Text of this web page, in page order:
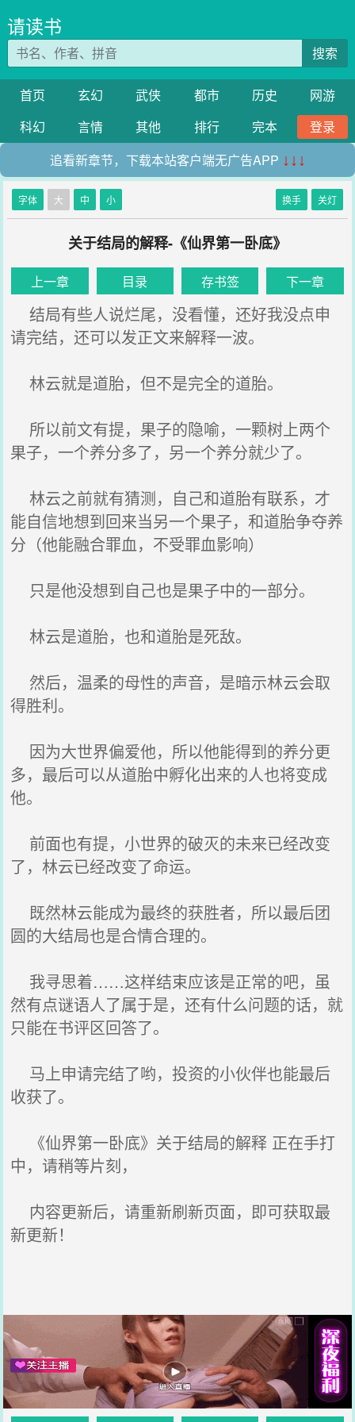
请读书
搜索
首页 玄幻 武侠 都市 历史
网游
科幻
言情 其他 排行 完本
登录
追看新章节，下载本站客户端无广告APP ↓↓↓
字体 大 中 小 换手 关灯
关于结局的解释-《仙界第一卧底》
上一章 目录 存书签 下一章
结局有些人说烂尾，没看懂，还好我没点申
请完结，还可以发正文来解释一波。
林云就是道胎，但不是完全的道胎。
所以前文有提，果子的隐喻，一颗树上两个
果子，一个养分多了，另一个养分就少了。
林云之前就有猜测，自己和道胎有联系，才
能自信地想到回来当另一个果子，和道胎争夺养
分（他能融合罪血，不受罪血影响）
只是他没想到自己也是果子中的一部分。
林云是道胎，也和道胎是死敌。
然后，温柔的母性的声音，是暗示林云会取
得胜利。
因为大世界偏爱他，所以他能得到的养分更
多，最后可以从道胎中孵化出来的人也将变成
他。
前面也有提，小世界的破灭的未来已经改变
了，林云已经改变了命运。
既然林云能成为最终的获胜者，所以最后团
圆的大结局也是合情合理的。
我寻思着……这样结束应该是正常的吧，虽
然有点谜语人了属于是，还有什么问题的话，就
只能在书评区回答了。
马上申请完结了哟，投资的小伙伴也能最后
收获了。
《仙界第一卧底》关于结局的解释 正在手打
中，请稍等片刻，
内容更新后，请重新刷新页面，即可获取最
新更新！